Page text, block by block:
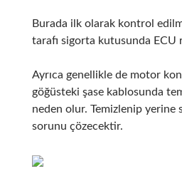
Burada ilk olarak kontrol
tarafı sigorta kutusunda ECU
Ayrıca genellikle de motor
göğüsteki şase kablosunda
neden olur. Temizlenip yerine
sorunu çözecektir.